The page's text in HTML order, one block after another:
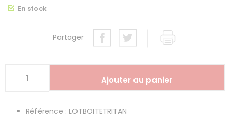
En stock
Partager
Référence : LOTBOITETRITAN